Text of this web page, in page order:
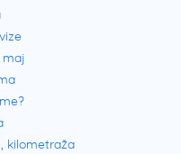
maj
kilometraža